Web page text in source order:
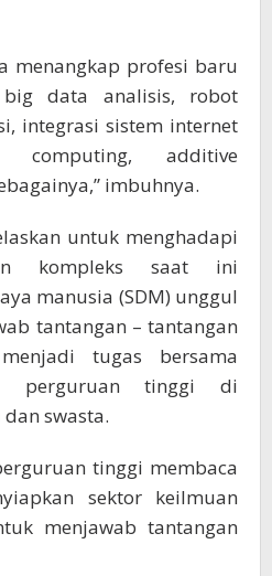
menangkap profesi baru
data analisis, robot
integrasi sistem internet
additive
imbuhnya.
untuk menghadapi
kompleks saat ini
manusia (SDM) unggul
tantangan – tantangan
tugas bersama
perguruan tinggi di
swasta.
tinggi membaca
sektor keilmuan
menjawab tantangan